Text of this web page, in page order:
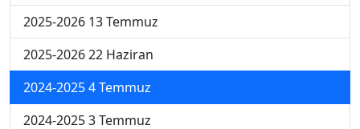
2025-2026 13 Temmuz
2025-2026 22 Haziran
2024-2025 4 Temmuz
2024-2025 3 Temmuz